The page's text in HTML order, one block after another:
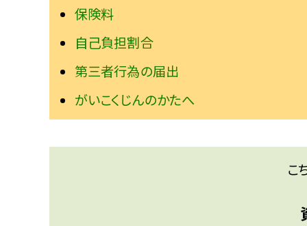
保険料
自己負担割合
第三者行為の届出
がいこくじんのかたへ
こ